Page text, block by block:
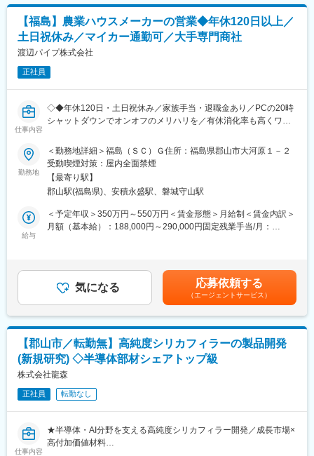
→お客様先への訪問（5～10件程度、～17時）→事務処理を終え
て退社
■特徴：
【チームワーク】異業種からの中途入社者が活躍しており、チー
ムで成長を促す環境があります。部内での情報共有・伝達などの
コミュニケーション体制も整備しており、提案型営業、配送スタ
ッフを分業しているため１つの職に専念し、専門性を磨ける体制
もあります。
【提案の自由度】自らのアイディアを発信しやすいフラットな職
1,000万～5,000万ほど）チャンスを掴める環境です。また、スケ
ジューリングも担当者に任せており、各自で時間調整を図ること
が可能です。
【様々なキャリアパス】将来的に部門マネジメントもする方もい
境で長期的に様々なキャリパスを描くことが可能です。
＜フォロー体制＞上司、先輩社員によるサポート体制も整ってお
り、安心して業務をスタートできます。調理経験がない場合で
も、問題ありません。徐々にステップを踏みながら学んでいただ
きます。
■評価制度
・部門ごとの売り上げ実績に基づいて個人目標が設定されます
・個人が目標設定シートを記入し、半期ごとに業績やそのプロセ
スを評価する制度
変更の範囲：会社の定める業務
す。
【福島】農業ハウスメーカーの営業◆年休120日以上／
土日祝休み／マイカー通勤可／大手専門商社
渡辺パイプ株式会社
正社員
仕事内容
◇◆年休120日・土日祝休み／家族手当・退職金あり／PCの20時
シャットダウンでオンオフのメリハリを／有休消化率も高くワー
など福利厚生が充実◇◆
■ミッション
農業用ハウスメーカーの営業として、農業生産者や代理店に対
し、温室を中心とした農業施設の提案・販売を行います。
本ポジションは「営業」だけでなく、設計・施工管理の要素を含
む業務となります。具体的には以下の業務を担当します。
■業務詳細
・農業用ハウス建築に関する仕様打合せ（生産者・代理店との調
・完成後の引渡し・アフターフォロー
※マイカー通勤：相談可（社内申請要）
■ポジションの魅力
・営業としての提案を通じて農業生産性の向上に貢献できます。
・営業から設計・施工管理まで一連のプロセスに関わることで、
達成感を味わえます。
■入社後の流れ／キャリアアップ
入社後はOJT研修を通じて業務を覚えていただきます。経験が浅
勤務地
＜勤務地詳細＞福島（ＳＣ）Ｇ住所：福島県郡山市大河原１－２
受動喫煙対策：屋内全面禁煙
【最寄り駅】
郡山駅(福島県)、安積永盛駅、磐城守山駅
給与
＜予定年収＞350万円～550万円＜賃金形態＞月給制＜賃金内訳＞
月額（基本給）：188,000円～290,000円固定残業手当/月：
などを考慮の上、決定いたします。■昇給：年1回（7月）■賞与：
年2回（6月、12月）■モデル年収年収450万円／36歳営業職／月
給32万円（入社5年目）年収620万円／42歳営業職／月給36万円
（入社7年目）年収850万円／43歳所長職／月給57万円（入社10
年目）賃金はあくまでも目安の金額であり、選考を通じて上下す
る可能性があります。月給(月額)は固定手当を含めた表記です。
気になる 応募依頼する
（エージェントサービス）
【郡山市／転勤無】高純度シリカフィラーの製品開発
(新規研究) ◇半導体部材シェアトップ級
株式会社龍森
正社員 転勤なし
仕事内容
★半導体・AI分野を支える高純度シリカフィラー開発／成長市場×
高付加価値材料